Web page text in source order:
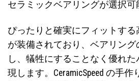
セラミックベアリングが選択可
ぴったりと確実にフィットす
が装備されており、ベアリン
し、犠牲にすることなく優れ
現します。CeramicSpeed の手